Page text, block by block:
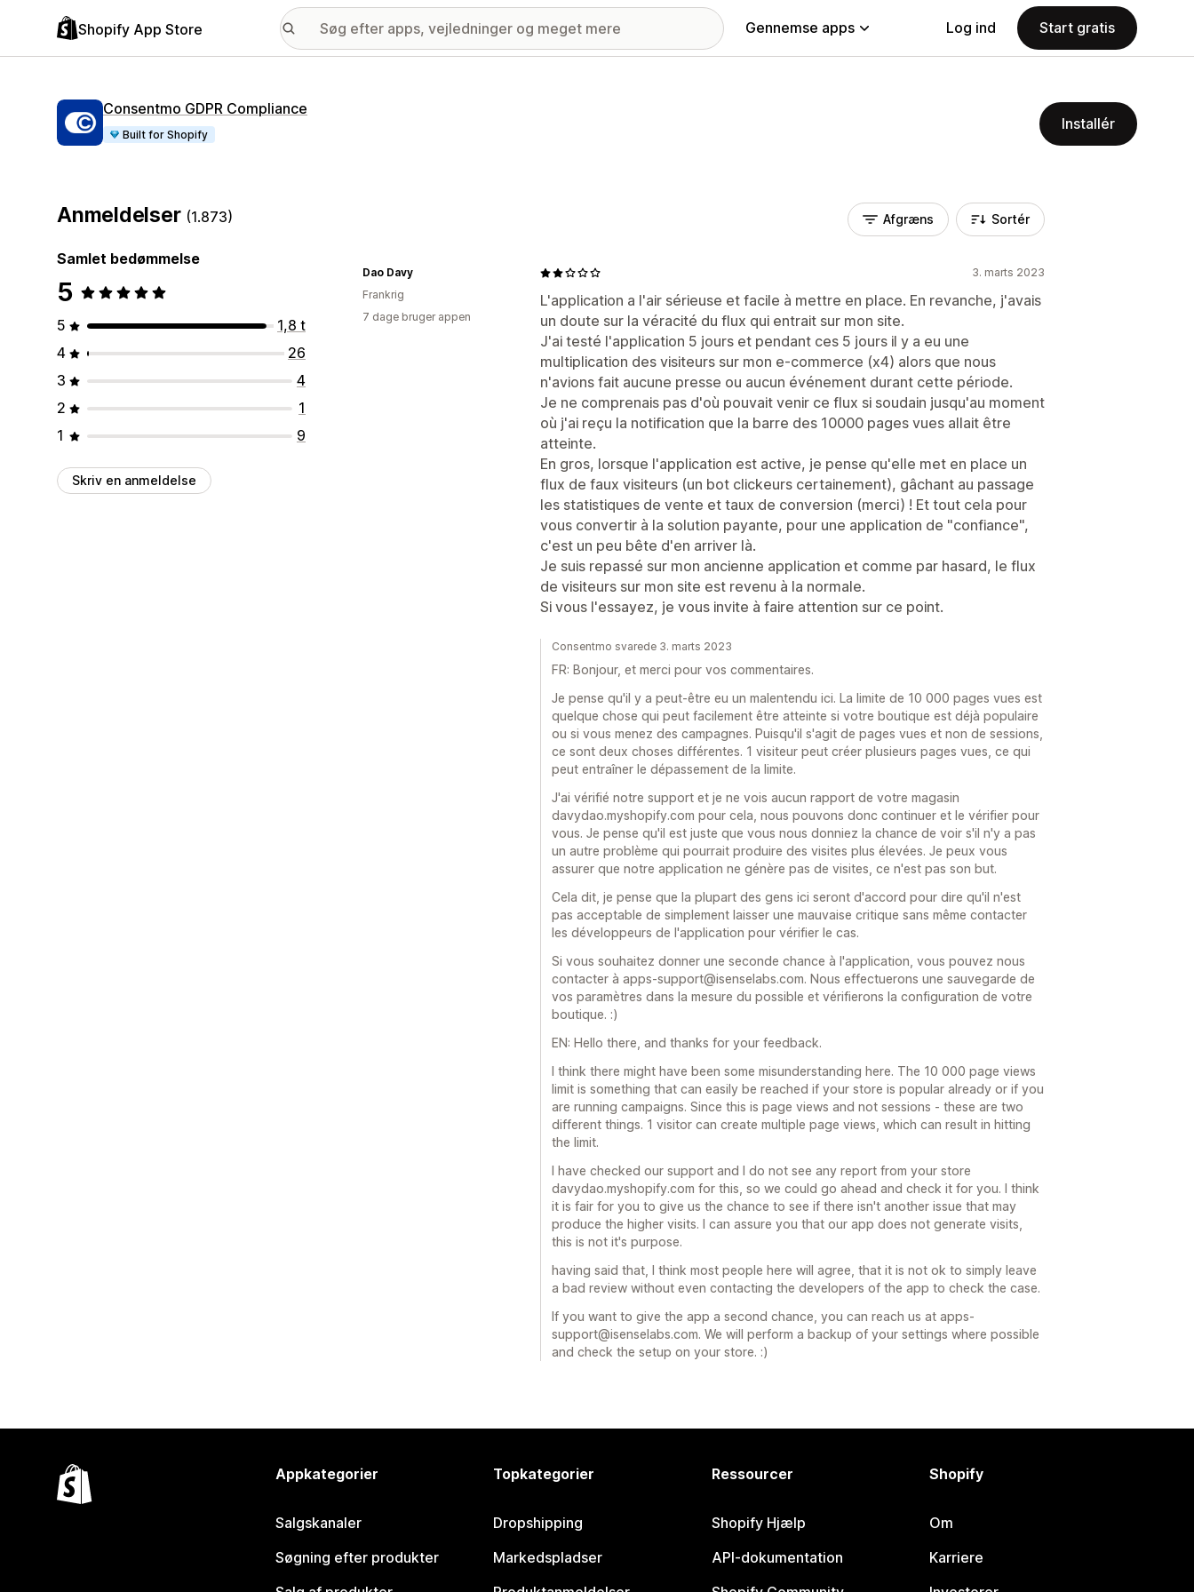
Shopify App Store Gennemse apps Log ind Start gratis
Consentmo GDPR Compliance
Built for Shopify
Installér
Anmeldelser (1.873)
Samlet bedømmelse
5
5
1,8 t
4
26
3
4
2
1
1
9
Skriv en anmeldelse
Afgræns Sortér
3. marts 2023
L'application a l'air sérieuse et facile à mettre en place. En revanche, j'avais
un doute sur la véracité du flux qui entrait sur mon site.
J'ai testé l'application 5 jours et pendant ces 5 jours il y a eu une
multiplication des visiteurs sur mon e-commerce (x4) alors que nous
n'avions fait aucune presse ou aucun événement durant cette période.
Je ne comprenais pas d'où pouvait venir ce flux si soudain jusqu'au moment
où j'ai reçu la notification que la barre des 10000 pages vues allait être
atteinte.
En gros, lorsque l'application est active, je pense qu'elle met en place un
flux de faux visiteurs (un bot clickeurs certainement), gâchant au passage
les statistiques de vente et taux de conversion (merci) ! Et tout cela pour
vous convertir à la solution payante, pour une application de "confiance",
c'est un peu bête d'en arriver là.
Je suis repassé sur mon ancienne application et comme par hasard, le flux
de visiteurs sur mon site est revenu à la normale.
Si vous l'essayez, je vous invite à faire attention sur ce point.
Dao Davy
Frankrig
7 dage bruger appen
Consentmo svarede 3. marts 2023
FR: Bonjour, et merci pour vos commentaires.
Je pense qu'il y a peut-être eu un malentendu ici. La limite de 10 000 pages vues est
quelque chose qui peut facilement être atteinte si votre boutique est déjà populaire
ou si vous menez des campagnes. Puisqu'il s'agit de pages vues et non de sessions,
ce sont deux choses différentes. 1 visiteur peut créer plusieurs pages vues, ce qui
peut entraîner le dépassement de la limite.
J'ai vérifié notre support et je ne vois aucun rapport de votre magasin
davydao.myshopify.com pour cela, nous pouvons donc continuer et le vérifier pour
vous. Je pense qu'il est juste que vous nous donniez la chance de voir s'il n'y a pas
un autre problème qui pourrait produire des visites plus élevées. Je peux vous
assurer que notre application ne génère pas de visites, ce n'est pas son but.
Cela dit, je pense que la plupart des gens ici seront d'accord pour dire qu'il n'est
pas acceptable de simplement laisser une mauvaise critique sans même contacter
les développeurs de l'application pour vérifier le cas.
Si vous souhaitez donner une seconde chance à l'application, vous pouvez nous
contacter à apps-support@isenselabs.com. Nous effectuerons une sauvegarde de
vos paramètres dans la mesure du possible et vérifierons la configuration de votre
boutique. :)
EN: Hello there, and thanks for your feedback.
I think there might have been some misunderstanding here. The 10 000 page views
limit is something that can easily be reached if your store is popular already or if you
are running campaigns. Since this is page views and not sessions - these are two
different things. 1 visitor can create multiple page views, which can result in hitting
the limit.
I have checked our support and I do not see any report from your store
davydao.myshopify.com for this, so we could go ahead and check it for you. I think
it is fair for you to give us the chance to see if there isn't another issue that may
produce the higher visits. I can assure you that our app does not generate visits,
this is not it's purpose.
having said that, I think most people here will agree, that it is not ok to simply leave
a bad review without even contacting the developers of the app to check the case.
If you want to give the app a second chance, you can reach us at apps-
support@isenselabs.com. We will perform a backup of your settings where possible
and check the setup on your store. :)
Appkategorier
Salgskanaler
Søgning efter produkter
Topkategorier
Dropshipping
Markedspladser
Ressourcer
Shopify Hjælp
API-dokumentation
Shopify
Om
Karriere